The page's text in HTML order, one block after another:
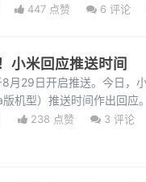
447 点赞 6 评论
小米回应推送时间
月29日开启推送。今日，
机型）推送时间作出回应
238 点赞 3 评论